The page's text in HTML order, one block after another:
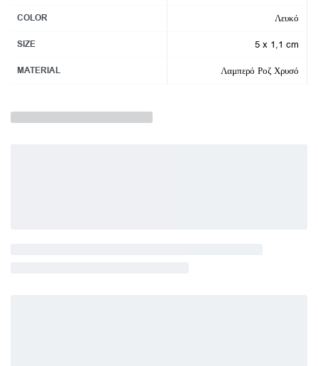
COLOR Λευκό
SIZE 5 x 1,1 cm
MATERIAL Λαμπερό Ροζ Χρυσό